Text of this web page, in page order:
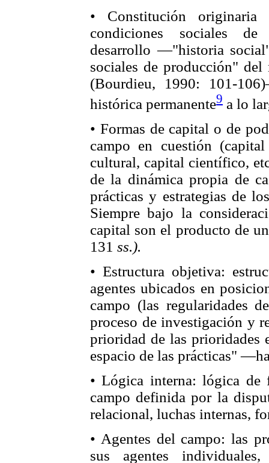
• Constitución
condiciones sociales de
desarrollo —"historia
sociales de producción"
(Bourdieu, 1990: 101-
histórica permanente9 a lo
• Formas de capital o de
campo en cuestión
cultural, capital científico,
de la dinámica propia de
prácticas y estrategias de
Siempre bajo la
capital son el producto de
131 ss.).
• Estructura objetiva:
agentes ubicados en
campo (las regularidades
proceso de investigación y
prioridad de las prioridades
espacio de las prácticas"
• Lógica interna: lógica de
campo definida por la
relacional, luchas internas,
• Agentes del campo: las
sus agentes